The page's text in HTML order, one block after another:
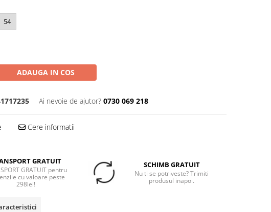
54
ADAUGA IN COS
Ai nevoie de ajutor? 0730 069 218
Cere informatii
GRATUIT
GRATUIT pentru
cu valoare peste
298lei!
SCHIMB GRATUIT
Nu ti se potriveste? Trimiti
produsul inapoi.